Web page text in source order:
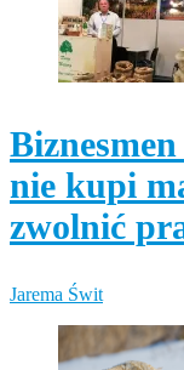
nie kupi
zwolnić
Jarema Świt